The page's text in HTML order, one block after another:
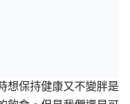
想保持健康又不變胖是